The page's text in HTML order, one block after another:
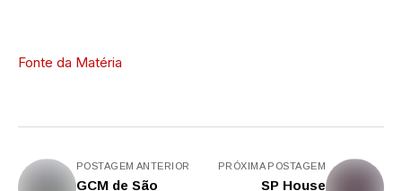
Fonte da Matéria
POSTAGEM ANTERIOR
GCM de São
PRÓXIMA POSTAGEM
SP House